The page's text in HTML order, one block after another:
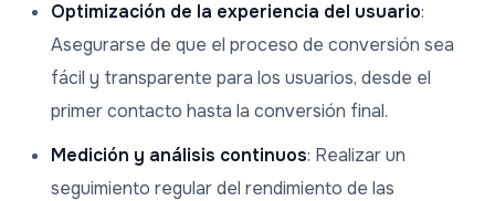
Optimización de la experiencia del usuario:
Asegurarse de que el proceso de conversión sea
fácil y transparente para los usuarios, desde el
primer contacto hasta la conversión final.
Medición y análisis continuos: Realizar un
seguimiento regular del rendimiento de las